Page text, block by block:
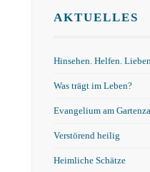
AKTUELLES
Hinsehen. Helfen.
Was trägt im Leben?
Evangelium am
Verstörend heilig
Heimliche Schätze